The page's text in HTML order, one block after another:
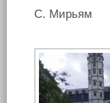
С. Мирьям